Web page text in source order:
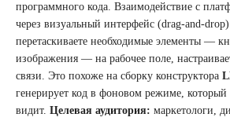
программного кода. Взаимодействие с
через визуальный интерфейс (drag-and-
перетаскиваете необходимые элементы —
изображения — на рабочее поле,
связи. Это похоже на сборку конструктора
генерирует код в фоновом режиме, который
видит. Целевая аудитория: маркетологи,